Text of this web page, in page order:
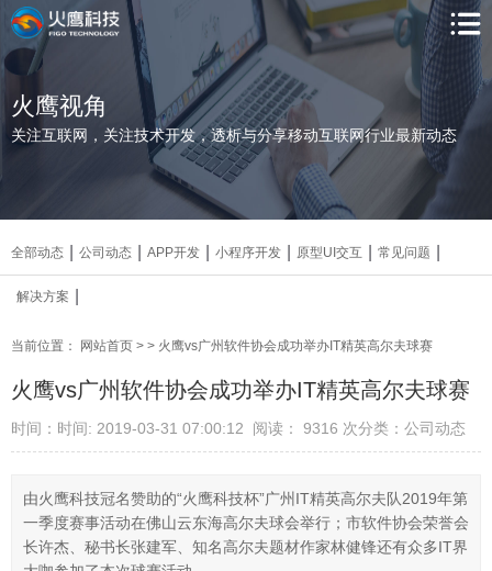
火鹰视角
关注互联网，关注技术开发，透析与分享移动互联网行业最新动态
全部动态 公司动态 APP开发 小程序开发 原型UI交互 常见问题
解决方案
当前位置： 网站首页 > > 火鹰vs广州软件协会成功举办IT精英高尔夫球赛
火鹰vs广州软件协会成功举办IT精英高尔夫球赛
时间：时间: 2019-03-31 07:00:12 阅读： 9316 次分类：公司动态
由火鹰科技冠名赞助的“火鹰科技杯”广州IT精英高尔夫队2019年第
一季度赛事活动在佛山云东海高尔夫球会举行；市软件协会荣誉会
长许杰、秘书长张建军、知名高尔夫题材作家林健锋还有众多IT界